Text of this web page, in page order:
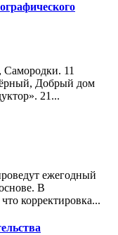
Самородки. 11
Добрый дом
21...
ежегодный
В
корректировка...